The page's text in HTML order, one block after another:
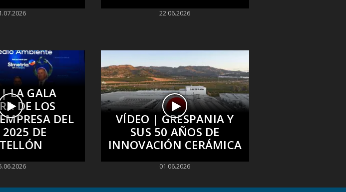
22.06.2026
LA GALA
DE LOS
DEL
DE
VÍDEO | GRESPANIA Y
SUS 50 AÑOS DE
INNOVACIÓN CERÁMICA
01.06.2026